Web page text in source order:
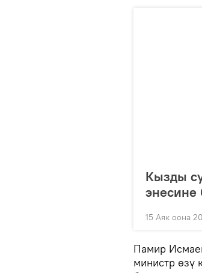
Кызды
15 Аяк оона
Памир
министр өзү